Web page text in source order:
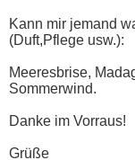
Kann mir jemand
(Duft,Pflege usw.):
Meeresbrise,
Sommerwind.
Danke im Vorraus!
Grüße